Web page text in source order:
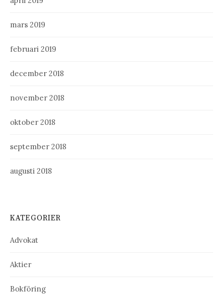
mars 2019
februari 2019
december 2018
november 2018
oktober 2018
september 2018
augusti 2018
KATEGORIER
Advokat
Aktier
Bokföring